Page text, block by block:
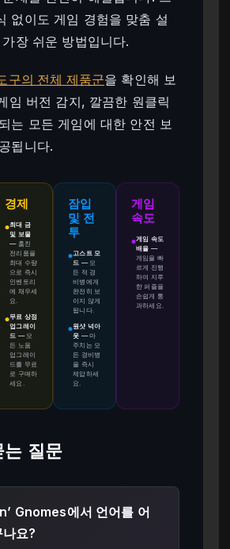
없이도 게임 경험을 맞춤 설
장 쉬운 방법입니다.
구의 전체 제품군을 확인해 보
임 버전 감지, 깔끔한 원클릭
는 모든 게임에 대한 안전 보
됩니다.
경제
●최대 금
및 보물
— 훔친
전리품을
최대 수량
으로 즉시
인벤토리
에 채우세
요.
●무료 상점
업그레이
드 — 모
든 노움
업그레이
드를 무료
로 구매하
세요.
잠입
및 전
투
●고스트 모
드 — 모
든 적 경
비병에게
완전히 보
이지 않게
됩니다.
●원샷 넉아
웃 —마
주치는 모
든 경비병
을 즉시
제압하세
요.
게임
속도
●게임 속도
배율 —
게임을 빠
르게 진행
하여 지루
한 퍼즐을
손쉽게 통
과하세요.
질문
Gnomes에서 언어를 어
요?